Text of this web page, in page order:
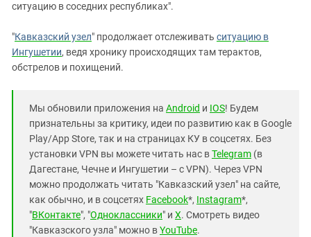
ситуацию в соседних республиках".
"Кавказский узел" продолжает отслеживать ситуацию в
Ингушетии, ведя хронику происходящих там терактов,
обстрелов и похищений.
Мы обновили приложения на Android и IOS! Будем
признательны за критику, идеи по развитию как в Google
Play/App Store, так и на страницах КУ в соцсетях. Без
установки VPN вы можете читать нас вTelegram (в
Дагестане, Чечне и Ингушетии – с VPN). Через VPN
можно продолжать читать "Кавказский узел" на сайте,
как обычно, и в соцсетях Facebook*, Instagram*,
"ВКонтакте", "Одноклассники" и X. Смотреть видео
"Кавказского узла" можно вYouTube.